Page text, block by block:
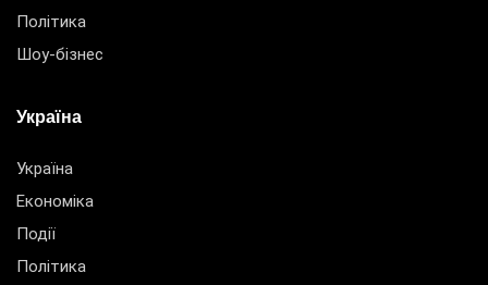
Політика
Шоу-бізнес
Україна
Україна
Економіка
Події
Політика